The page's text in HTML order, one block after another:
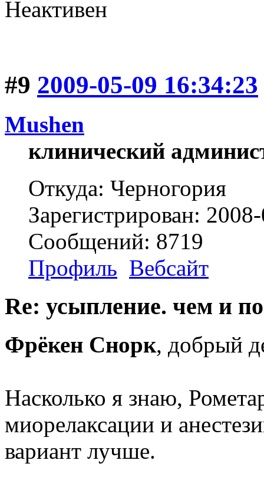
Неактивен
#9 2009-05-09 16:34:23
Mushen
клинический
Откуда: Черногория
Зарегистрирован:
Сообщений: 8719
Профиль Вебсайт
Re: усыпление. чем и
Фрёкен Снорк, добрый
Насколько я знаю,
миорелаксации и
вариант лучше.